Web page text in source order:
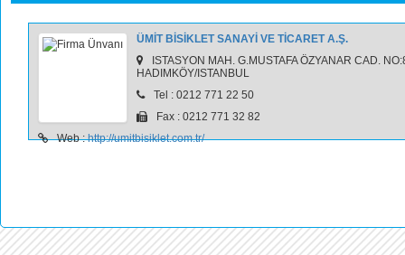
ÜMİT BİSİKLET SANAYİ VE TİCARET A.Ş.
ISTASYON MAH. G.MUSTAFA ÖZYANAR CAD.
HADIMKÖY/ISTANBUL
Tel : 0212 771 22 50
Fax : 0212 771 32 82
Web :http://umitbisiklet.com.tr/